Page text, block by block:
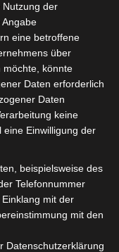
der
Nutzung der
eine betroffene
über
möchte, könnte
Daten erforderlich
Daten
keine
Einwilligung der
beispielsweise des
Telefonnummer
mit der
mit den
Datenschutzerklärung